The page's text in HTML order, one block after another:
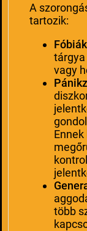
A
tartozik:
tárgya
vagy
több